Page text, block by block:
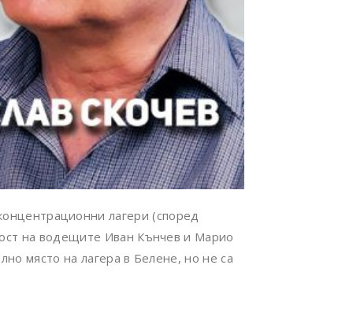
лагери (според
на водещите Иван Кънчев и Марио
място на лагера в Белене, но не са